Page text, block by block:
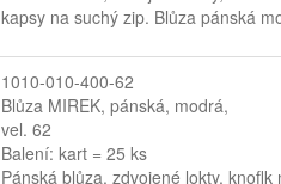
kapsy na suchý zip. Blůza pánská
1010-010-400-62
Blůza MIREK, pánská, modrá,
vel. 62
Balení: kart = 25 ks
Pánská blůza, zdvojené lokty,